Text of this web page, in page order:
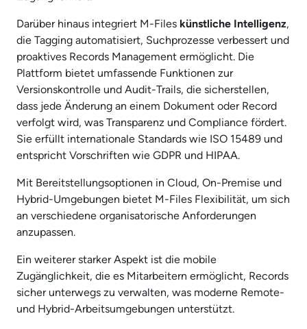
Darüber hinaus integriert M-Files künstliche Intelligenz,
die Tagging automatisiert, Suchprozesse verbessert und
proaktives Records Management ermöglicht. Die
Plattform bietet umfassende Funktionen zur
Versionskontrolle und Audit-Trails, die sicherstellen,
dass jede Änderung an einem Dokument oder Record
verfolgt wird, was Transparenz und Compliance fördert.
Sie erfüllt internationale Standards wie ISO 15489 und
entspricht Vorschriften wie GDPR und HIPAA.
Mit Bereitstellungsoptionen in Cloud, On-Premise und
Hybrid-Umgebungen bietet M-Files Flexibilität, um sich
an verschiedene organisatorische Anforderungen
anzupassen.
Ein weiterer starker Aspekt ist die mobile
Zugänglichkeit, die es Mitarbeitern ermöglicht, Records
sicher unterwegs zu verwalten, was moderne Remote-
und Hybrid-Arbeitsumgebungen unterstützt.